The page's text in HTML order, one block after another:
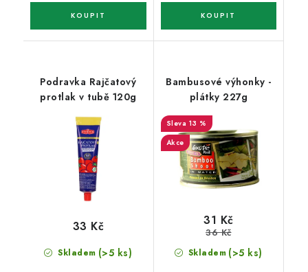
Podravka Rajčatový
protlak v tubě 120g
Skladem (>5 ks)
33 Kč
Bambusové výhonky -
plátky 227g
13 %
Akce
Skladem (>5 ks)
31 Kč
36 Kč